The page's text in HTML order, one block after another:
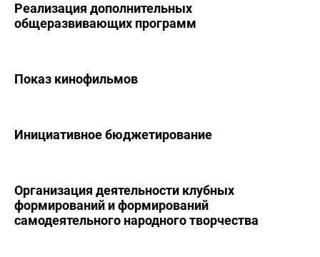
Реализация дополнительных
общеразвивающих программ
Показ кинофильмов
Инициативное бюджетирование
Организация деятельности клубных
формирований и формирований
самодеятельного народного творчества